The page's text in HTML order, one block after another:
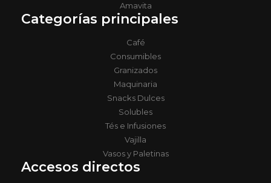
Amavita
Categorías principales
Café
Consumibles
Granizados
Maquinaria
Snacks Dulces
Solubles
Tés e Infusiones
Vajilla
Vasos y Paletinas
Accesos directos